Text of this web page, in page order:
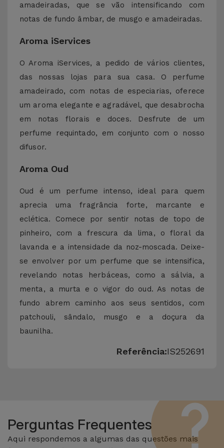
amadeiradas, que se vão intensificando com
notas de fundo âmbar, de musgo e amadeiradas.
Aroma iServices
O Aroma iServices, a pedido de vários clientes,
das nossas lojas para sua casa. O perfume
amadeirado, com notas de especiarias, oferece
um aroma elegante e agradável, que desabrocha
em notas florais e doces. Desfrute de um
perfume requintado, em conjunto com o nosso
difusor.
Aroma Oud
Oud é um perfume intenso, ideal para quem
aprecia uma fragrância forte, marcante e
eclética. Comece por sentir notas de topo de
pinheiro, com a frescura da lima, o floral da
lavanda e a intensidade da noz-moscada. Deixe-
se envolver por um perfume que se intensifica,
revelando notas herbáceas, como a sálvia, a
menta, a murta e o vigor do oud. As notas de
fundo abrem caminho aos seus sentidos, com
patchouli, sândalo, musgo e a doçura da
baunilha.
Referência:IS252691
Perguntas Frequentes
Aqui respondemos a algumas das questões mais